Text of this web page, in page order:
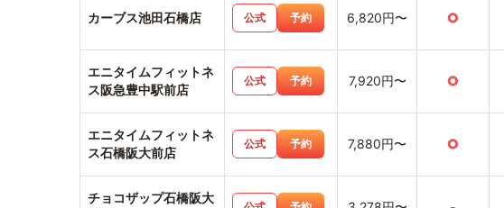
カーブス池田石橋店 公式 予約 6,820円〜 ○
エニタイムフィットネ
ス阪急豊中駅前店
公式 予約 7,920円〜 ○
エニタイムフィットネ
ス石橋阪大前店
公式 予約 7,880円〜 ○
チョコザップ石橋阪大